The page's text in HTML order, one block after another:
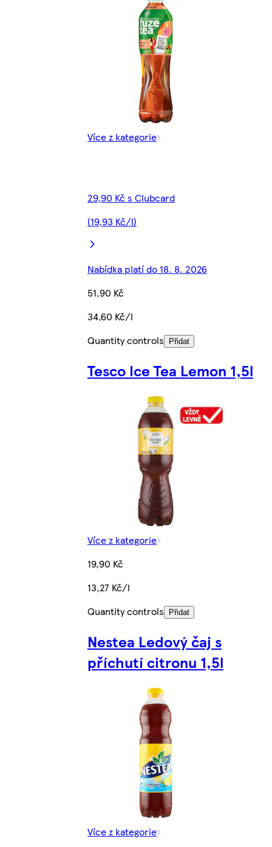
Více z kategorie
29,90 Kč s Clubcard
(19,93 Kč/l)
Nabídka platí do 18. 8. 2026
51,90 Kč
34,60 Kč/l
Quantity controls
Přidat
Tesco Ice Tea Lemon 1,5l
Více z kategorie
19,90 Kč
13,27 Kč/l
Quantity controls
Přidat
Nestea Ledový čaj s
příchutí citronu 1,5l
Více z kategorie